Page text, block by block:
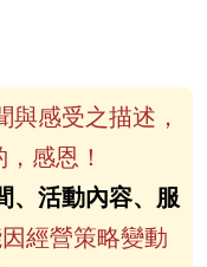
感受之描述，
感恩！
、活動內容、服
經營策略變動